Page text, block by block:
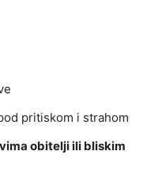
pritiskom i strahom
obitelji ili bliskim